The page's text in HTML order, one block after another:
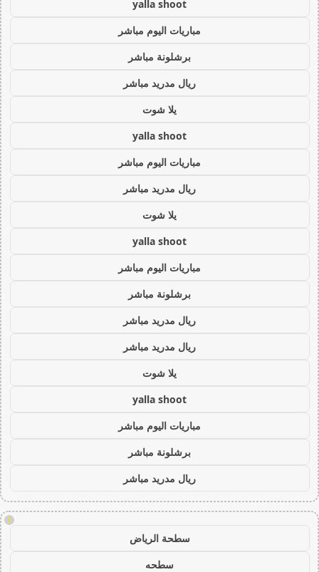
yalla shoot
مباريات اليوم مباشر
برشلونة مباشر
ريال مدريد مباشر
يلا شوت
yalla shoot
مباريات اليوم مباشر
ريال مدريد مباشر
يلا شوت
yalla shoot
مباريات اليوم مباشر
برشلونة مباشر
ريال مدريد مباشر
ريال مدريد مباشر
يلا شوت
yalla shoot
مباريات اليوم مباشر
برشلونة مباشر
ريال مدريد مباشر
!
سطحة الرياض
سطحه